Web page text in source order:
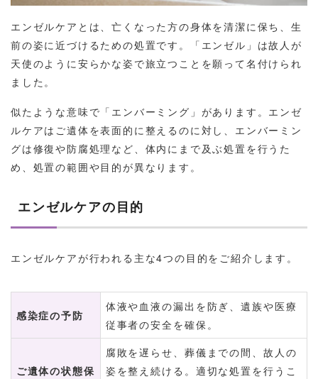
エンゼルケアとは、亡くなった方の身体を清潔に保ち、生
前の姿に近づけるための処置です。「エンゼル」は故人が
天使のように安らかな姿で旅立つことを願って名付けられ
ました。
似たような意味で「エンバーミング」があります。エンゼ
ルケアはご遺体を表面的に整えるのに対し、エンバーミン
グは修復や防腐処理など、体内にまで及ぶ処置を行うた
め、処置の範囲や目的が異なります。
エンゼルケアの目的
エンゼルケアが行われる主な4つの目的をご紹介します。
感染症の予防
体液や血液の漏出を防ぎ、遺族や医療
従事者の安全を確保。
ご遺体の状態保
腐敗を遅らせ、葬儀までの間、故人の
姿を整え続ける。適切な処置を行うこ